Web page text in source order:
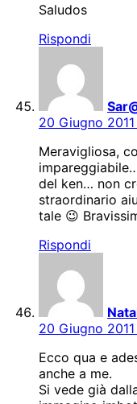
Saludos
Rispondi
20 Giugno 2011
Meravigliosa,
del ken… non
straordinario
tale 😉
Rispondi
20 Giugno
Ecco qua e
anche a me.
Si vede già